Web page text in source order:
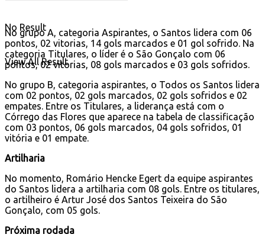
No Result
View All Result
No grupo A, categoria Aspirantes, o Santos lidera com 06
pontos, 02 vitorias, 14 gols marcados e 01 gol sofrido. Na
categoria Titulares, o líder é o São Gonçalo com 06
pontos, 02 vitorias, 08 gols marcados e 03 gols sofridos.
No grupo B, categoria aspirantes, o Todos os Santos lidera
com 02 pontos, 02 gols marcados, 02 gols sofridos e 02
empates. Entre os Titulares, a liderança está com o
Córrego das Flores que aparece na tabela de classificação
com 03 pontos, 06 gols marcados, 04 gols sofridos, 01
vitória e 01 empate.
Artilharia
No momento, Romário Hencke Egert da equipe aspirantes
do Santos lidera a artilharia com 08 gols. Entre os titulares,
o artilheiro é Artur José dos Santos Teixeira do São
Gonçalo, com 05 gols.
Próxima rodada